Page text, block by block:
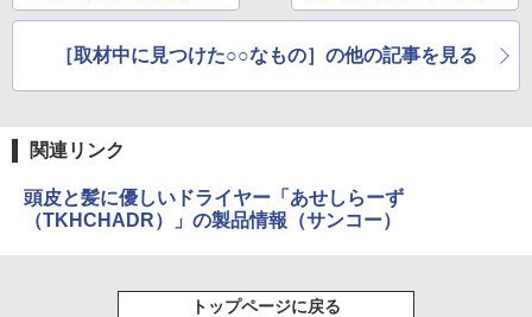
で実施中
［取材中に見つけた○○なもの］の他の記事を見る
関連リンク
頭皮と髪に優しいドライヤー「あせしらーず
（TKHCHADR）」の製品情報（サンコー）
トップページに戻る